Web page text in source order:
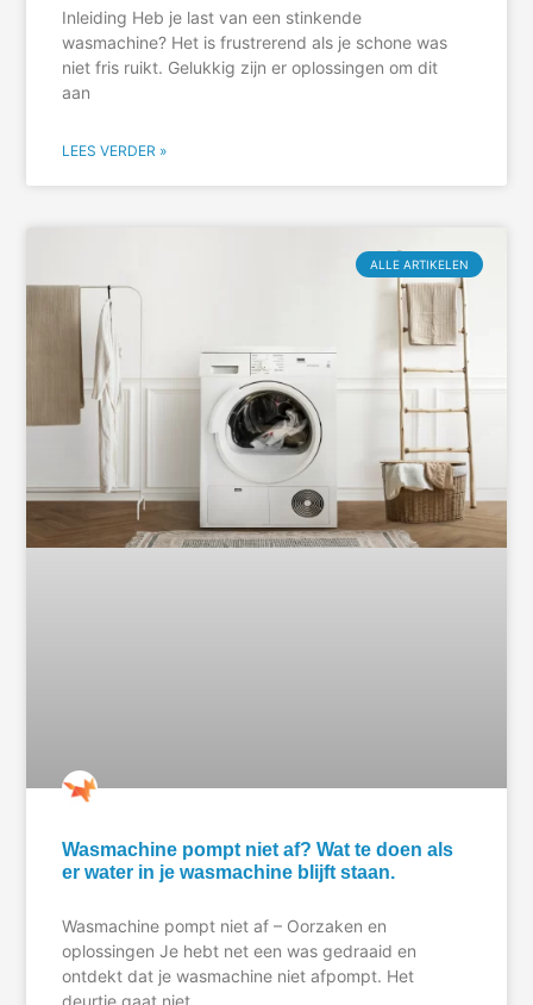
Inleiding Heb je last van een stinkende
wasmachine? Het is frustrerend als je schone was
niet fris ruikt. Gelukkig zijn er oplossingen om dit
aan
LEES VERDER »
ALLE ARTIKELEN
Wasmachine pompt niet af? Wat te doen als
er water in je wasmachine blijft staan.
Wasmachine pompt niet af – Oorzaken en
oplossingen Je hebt net een was gedraaid en
ontdekt dat je wasmachine niet afpompt. Het
deurtje gaat niet